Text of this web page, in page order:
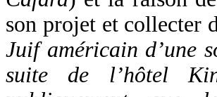
son projet et collecter
Juif américain d’une
suite de l’hôtel